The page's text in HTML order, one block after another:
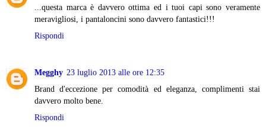
...questa marca è davvero ottima ed i tuoi capi sono veramente
meravigliosi, i pantaloncini sono davvero fantastici!!!
Rispondi
Megghy 23 luglio 2013 alle ore 12:35
Brand d'eccezione per comodità ed eleganza, complimenti stai
davvero molto bene.
Rispondi